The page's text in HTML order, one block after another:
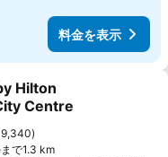
料金を表示
りに追加
Hilton
Centre
9,340
で1.3 km